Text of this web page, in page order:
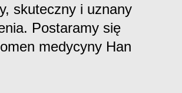
skuteczny i uznany
Postaramy się
medycyny Han